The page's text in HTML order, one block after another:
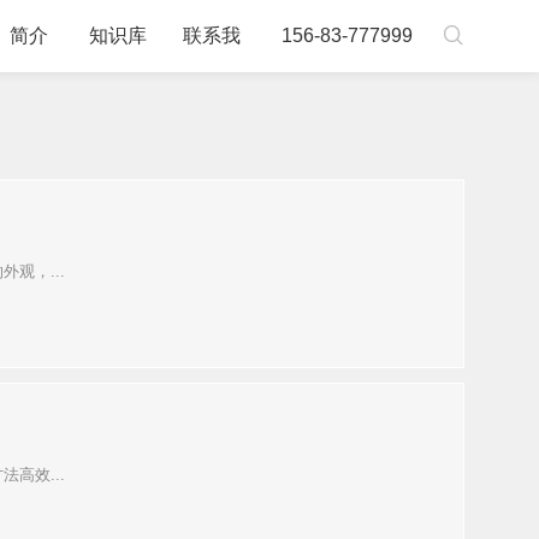
简介 知识库 联系我 156-83-777999 
观，...
高效...